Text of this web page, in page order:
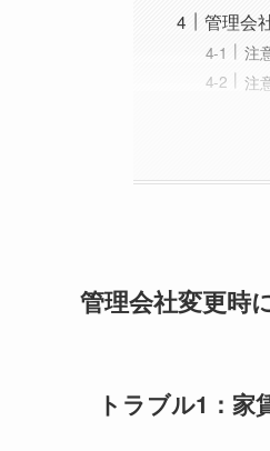
管理会
注
注
管理会社変更時
トラブル1：家